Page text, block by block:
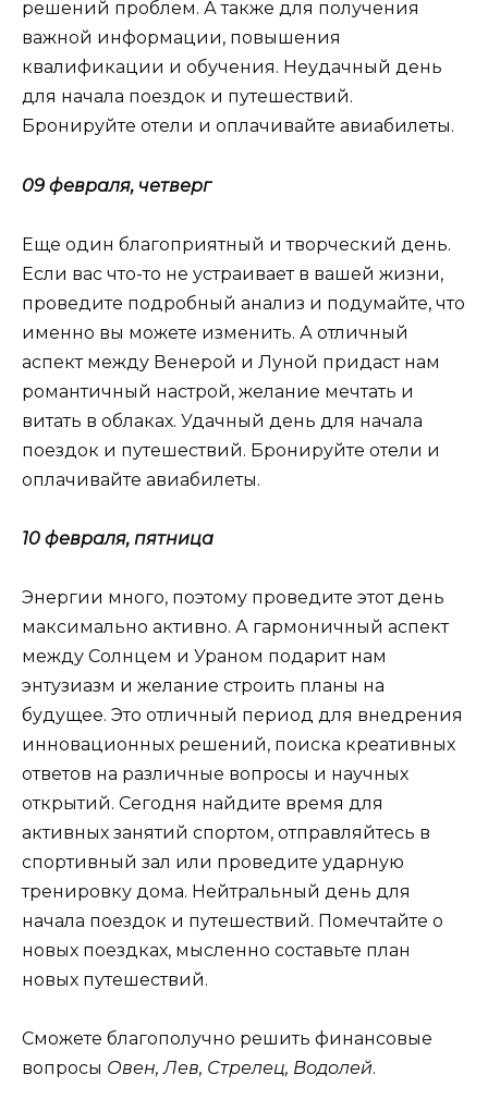
решений проблем. А также для получения
важной информации, повышения
квалификации и обучения. Неудачный день
для начала поездок и путешествий.
Бронируйте отели и оплачивайте авиабилеты.
09 февраля, четверг
Еще один благоприятный и творческий день.
Если вас что-то не устраивает в вашей жизни,
проведите подробный анализ и подумайте, что
именно вы можете изменить. А отличный
аспект между Венерой и Луной придаст нам
романтичный настрой, желание мечтать и
витать в облаках. Удачный день для начала
поездок и путешествий. Бронируйте отели и
оплачивайте авиабилеты.
10 февраля, пятница
Энергии много, поэтому проведите этот день
максимально активно. А гармоничный аспект
между Солнцем и Ураном подарит нам
энтузиазм и желание строить планы на
будущее. Это отличный период для внедрения
инновационных решений, поиска креативных
ответов на различные вопросы и научных
открытий. Сегодня найдите время для
активных занятий спортом, отправляйтесь в
спортивный зал или проведите ударную
тренировку дома. Нейтральный день для
начала поездок и путешествий. Помечтайте о
новых поездках, мысленно составьте план
новых путешествий.
Сможете благополучно решить финансовые
вопросы Овен, Лев, Стрелец, Водолей.